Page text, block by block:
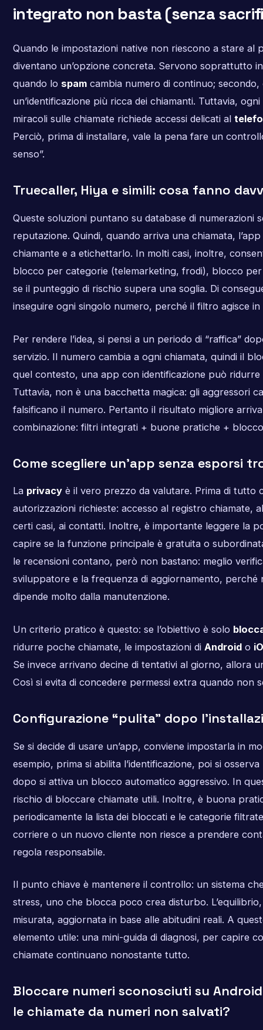
integrato non basta (senza
Quando le impostazioni native non riescono a stare al
diventano un’opzione concreta. Servono soprattutto
quando lo spamcambia numero di continuo; secondo,
un’identificazione più ricca dei chiamanti. Tuttavia,
miracoli sulle chiamate richiede accessi delicati al
Perciò, prima di installare, vale la pena fare un
senso”.
Truecaller, Hiya e simili: cosa fanno
Queste soluzioni puntano su database di numerazioni
reputazione. Quindi, quando arriva una chiamata,
chiamante e a etichettarlo. In molti casi, inoltre,
blocco per categorie (telemarketing, frodi), blocco
se il punteggio di rischio supera una soglia. Di
inseguire ogni singolo numero, perché il filtro agisce
Per rendere l’idea, si pensi a un periodo di “raffica”
servizio. Il numero cambia a ogni chiamata, quindi il
quel contesto, una app con identificazione può
Tuttavia, non è una bacchetta magica: gli aggressori
falsificano il numero. Pertanto il risultato migliore
combinazione: filtri integrati + buone pratiche +
Come scegliere un’app senza esporsi
La privacyè il vero prezzo da valutare. Prima di tutto
autorizzazioni richieste: accesso al registro chiamate,
certi casi, ai contatti. Inoltre, è importante leggere la
capire se la funzione principale è gratuita o
le recensioni contano, però non bastano: meglio
sviluppatore e la frequenza di aggiornamento, perché
dipende molto dalla manutenzione.
Un criterio pratico è questo: se l’obiettivo è solo
ridurre poche chiamate, le impostazioni di Androido
Se invece arrivano decine di tentativi al giorno, allora
Così si evita di concedere permessi extra quando non
Configurazione “pulita” dopo
Se si decide di usare un’app, conviene impostarla in
esempio, prima si abilita l’identificazione, poi si
dopo si attiva un blocco automatico aggressivo. In
rischio di bloccare chiamate utili. Inoltre, è buona
periodicamente la lista dei bloccati e le categorie
corriere o un nuovo cliente non riesce a prendere
regola responsabile.
Il punto chiave è mantenere il controllo: un sistema
stress, uno che blocca poco crea disturbo.
misurata, aggiornata in base alle abitudini reali. A
elemento utile: una mini-guida di diagnosi, per capire
chiamate continuano nonostante tutto.
Bloccare numeri sconosciuti su
le chiamate da numeri non salvati?